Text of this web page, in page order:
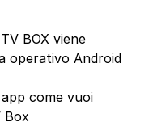
BOX viene
operativo Android
come vuoi
Box